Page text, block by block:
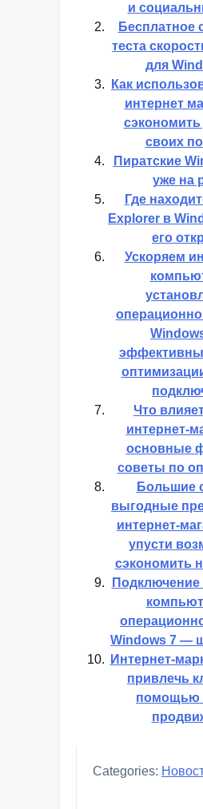
и
Бесплатное
теста
для
Как
интернет
сэкономить
своих
Пиратские
уже на
Где
Explorer в
его
Ускоряем
Что
интернет-
основные
советы по
Большие
выгодные
интернет-
упусти
сэкономить
Подключение
Windows 7 —
Интернет-
привлечь
помощью
Categories: